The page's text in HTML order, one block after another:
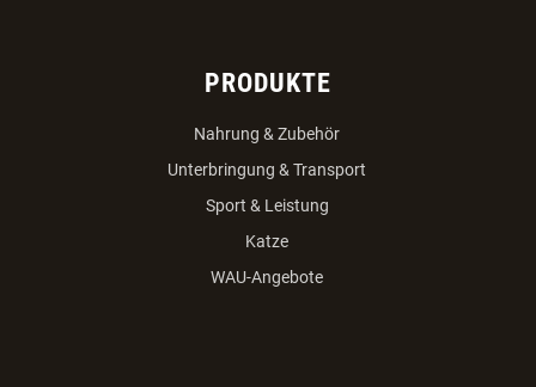
PRODUKTE
Nahrung & Zubehör
Unterbringung & Transport
Sport & Leistung
Katze
WAU-Angebote